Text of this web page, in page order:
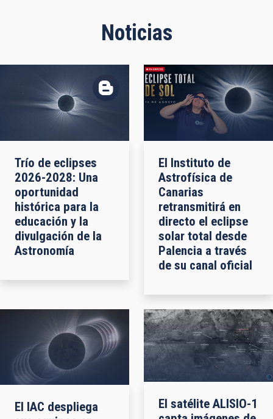
Noticias
Trío de eclipses
2026-2028: Una
oportunidad
histórica para la
educación y la
divulgación de la
Astronomía
El Instituto de
Astrofísica de
Canarias
retransmitirá en
directo el eclipse
solar total desde
Palencia a través
de su canal oficial
El IAC despliega
El satélite ALISIO-1